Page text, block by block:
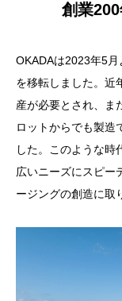
創業
OKADAは2023年5
を移転しました。近
産が必要とされ、ま
ロットからでも製造
した。このような時
広いニーズにスピー
ージングの創造に取